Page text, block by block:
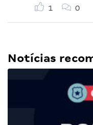
1 0
Notícias